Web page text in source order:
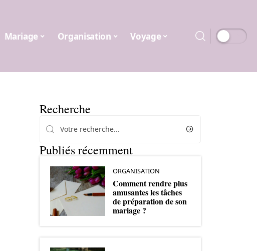
Mariage Organisation Voyage
Recherche
Publiés récemment
ORGANISATION
Comment rendre plus
amusantes les tâches
de préparation de son
mariage ?